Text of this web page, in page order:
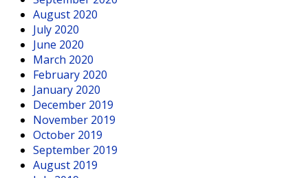
August 2020
July 2020
June 2020
March 2020
February 2020
January 2020
December 2019
November 2019
October 2019
September 2019
August 2019